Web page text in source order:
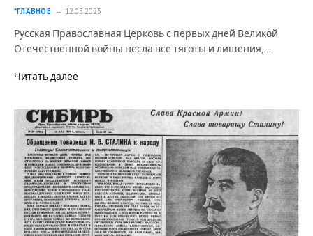
*ГЛАВНОЕ 12.05.2025
Русская Православная Церковь с первых дней Великой
Отечественной войны несла все тяготы и лишения,…
Читать далее